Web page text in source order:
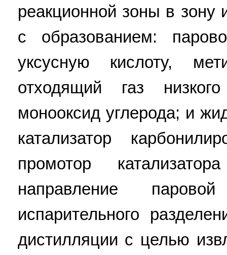
реакционной зоны в зону
с образованием:
уксусную кислоту,
отходящий газ
монооксид углерода; и
катализатор
промотор
направление
испарительного
дистилляции с целью